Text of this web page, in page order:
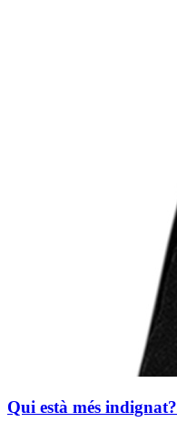
Qui està més indignat?